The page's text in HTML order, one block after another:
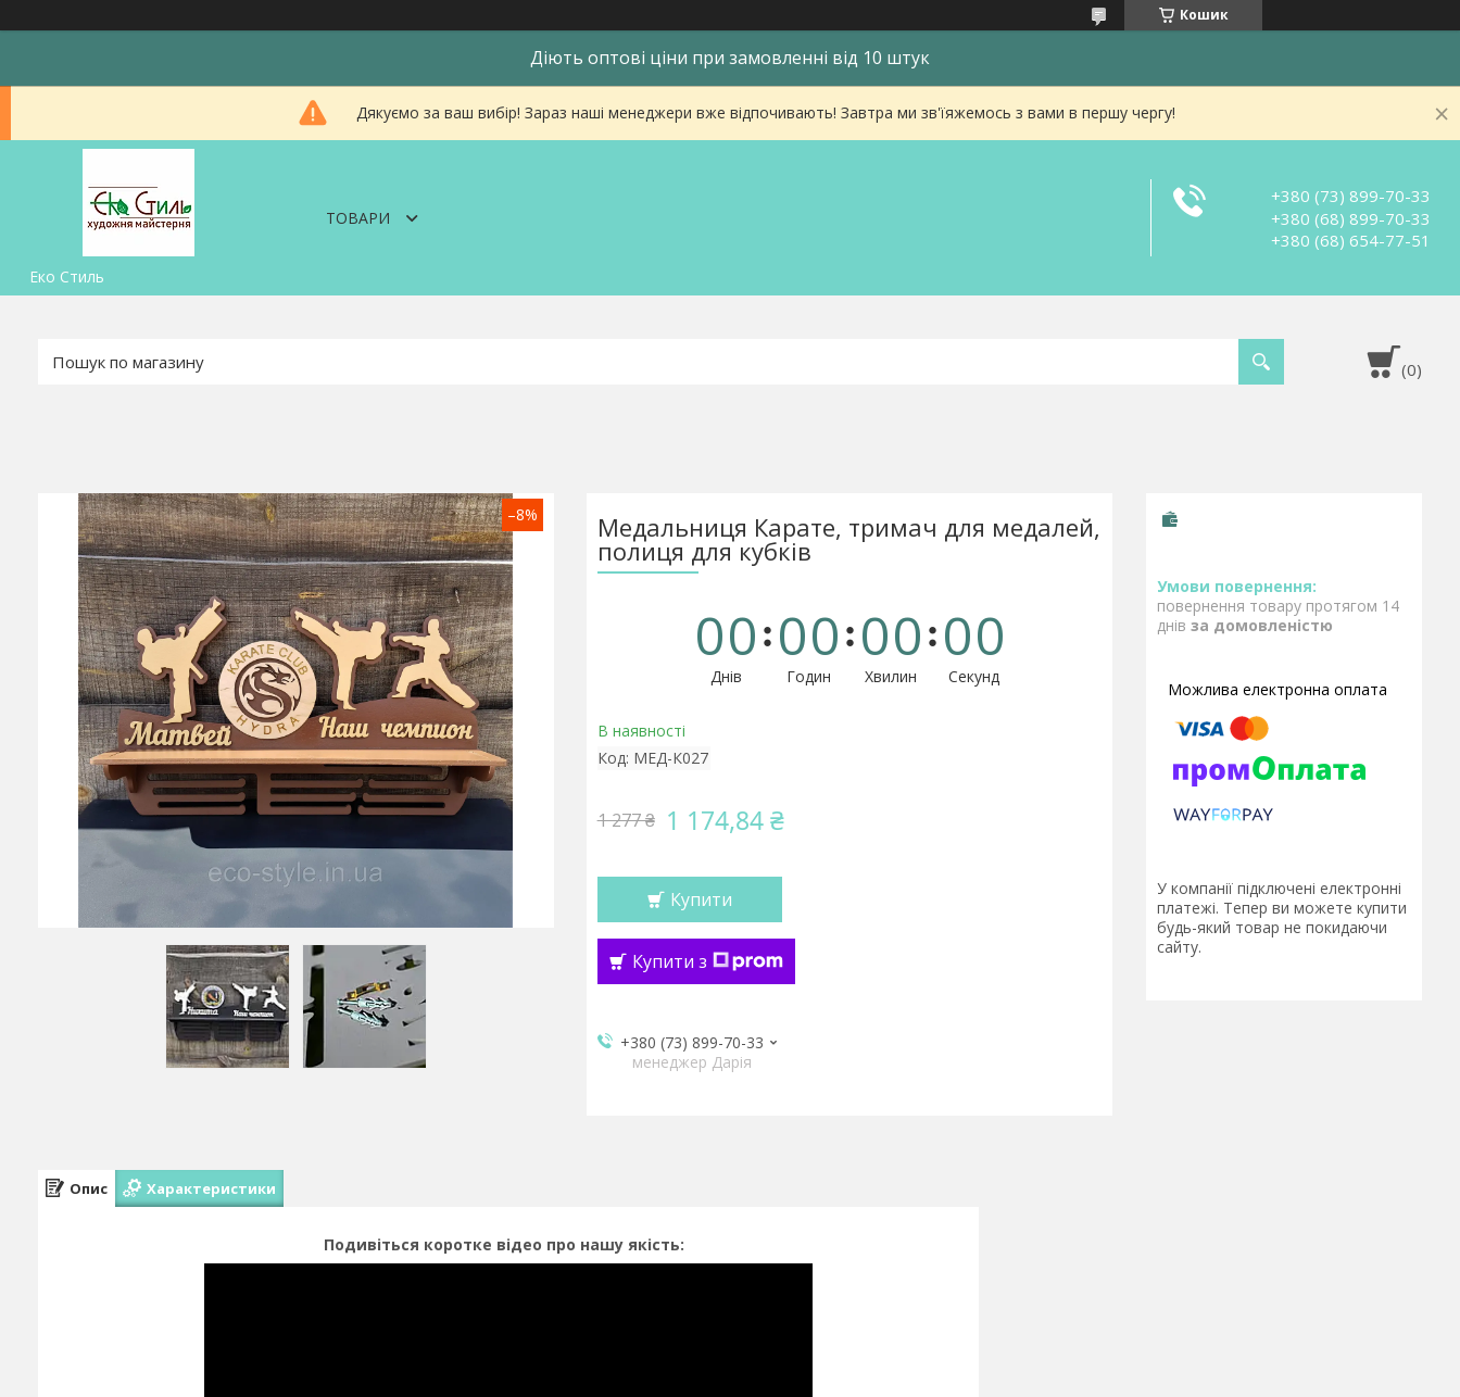
Кошик
Діють оптові ціни при замовленні від 10 штук
Дякуємо за ваш вибір! Зараз наші менеджери вже відпочивають! Завтра ми зв'їяжемось з вами в першу чергу!
Еко Стиль
ТОВАРИ
+380 (73) 899-70-33
+380 (68) 899-70-33
+380 (68) 654-77-51
–8% Медальниця Карате, тримач для медалей,
полиця для кубків
00
Днів
00
Годин
00
Хвилин
00
Секунд
В наявності
Код: МЕД-К027
1 277 ₴ 1 174,84 ₴
Купити
Купити з
+380 (73) 899-70-33
менеджер Дарія
повернення товару протягом 14
днів за домовленістю
У компанії підключені електронні
платежі. Тепер ви можете купити
будь-який товар не покидаючи
сайту.
Опис Характеристики
Подивіться коротке відео про нашу якість: